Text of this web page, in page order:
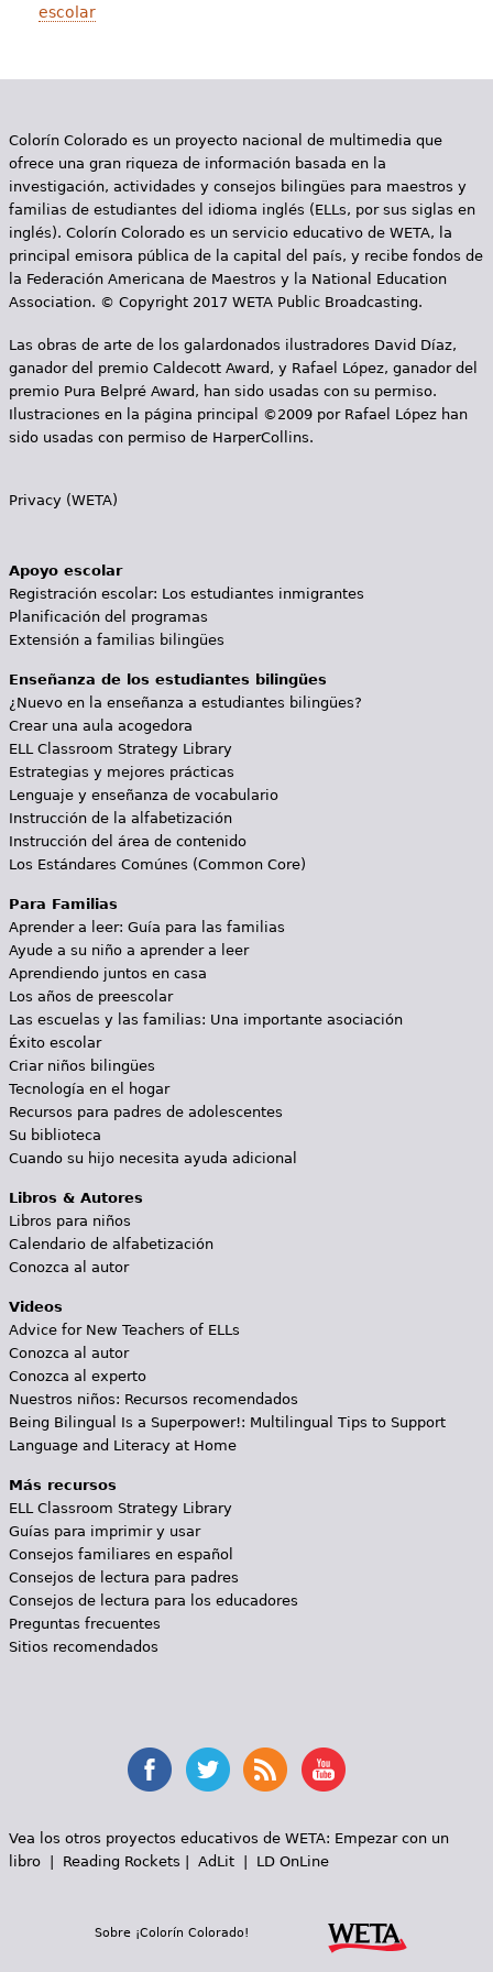
á
a
q
u
í
escolar
Colorín Colorado es un proyecto nacional de multimedia que
ofrece una gran riqueza de información basada en la
investigación, actividades y consejos bilingües para maestros y
familias de estudiantes del idioma inglés (ELLs, por sus siglas en
inglés). Colorín Colorado es un servicio educativo de WETA, la
principal emisora pública de la capital del país, y recibe fondos de
la Federación Americana de Maestros y la National Education
Association. © Copyright 2017 WETA Public Broadcasting.
Las obras de arte de los galardonados ilustradores David Díaz,
ganador del premio Caldecott Award, y Rafael López, ganador del
premio Pura Belpré Award, han sido usadas con su permiso.
Ilustraciones en la página principal ©2009 por Rafael López han
sido usadas con permiso de HarperCollins.
Privacy (WETA)
Apoyo escolar
Registración escolar: Los estudiantes inmigrantes
Planificación del programas
Extensión a familias bilingües
Enseñanza de los estudiantes bilingües
¿Nuevo en la enseñanza a estudiantes bilingües?
Crear una aula acogedora
ELL Classroom Strategy Library
Estrategias y mejores prácticas
Lenguaje y enseñanza de vocabulario
Instrucción de la alfabetización
Instrucción del área de contenido
Los Estándares Comúnes (Common Core)
Para Familias
Aprender a leer: Guía para las familias
Ayude a su niño a aprender a leer
Aprendiendo juntos en casa
Los años de preescolar
Las escuelas y las familias: Una importante asociación
Éxito escolar
Criar niños bilingües
Tecnología en el hogar
Recursos para padres de adolescentes
Su biblioteca
Cuando su hijo necesita ayuda adicional
Libros & Autores
Libros para niños
Calendario de alfabetización
Conozca al autor
Videos
Advice for New Teachers of ELLs
Conozca al autor
Conozca al experto
Nuestros niños: Recursos recomendados
Being Bilingual Is a Superpower!: Multilingual Tips to Support
Language and Literacy at Home
Más recursos
ELL Classroom Strategy Library
Guías para imprimir y usar
Consejos familiares en español
Consejos de lectura para padres
Consejos de lectura para los educadores
Preguntas frecuentes
Sitios recomendados
Vea los otros proyectos educativos de WETA: Empezar con un
libro| Reading Rockets AdLit| LD OnLine
Sobre ¡Colorín Colorado!